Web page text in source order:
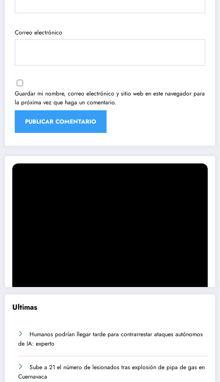
Correo electrónico
Guardar mi nombre, correo electrónico y sitio web en este navegador para
la próxima vez que haga un comentario.
Ultimas
Humanos podrían llegar tarde para contrarrestar ataques autónomos
de IA: experto
Sube a 21 el número de lesionados tras explosión de pipa de gas en
Cuernavaca